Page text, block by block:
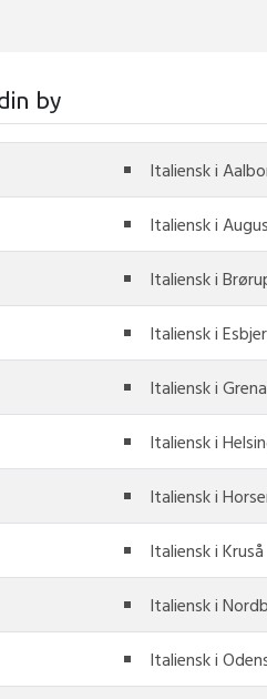
by
Italiensk i
Italiensk i
Italiensk i
Italiensk i
Italiensk i
Italiensk i
Italiensk i
Italiensk i Kruså
Italiensk i
Italiensk i